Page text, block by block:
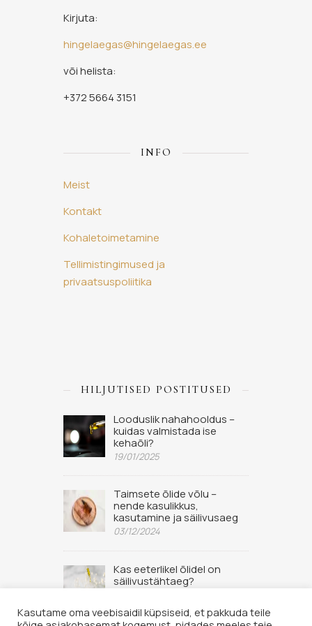
Kirjuta:
hingelaegas@hingelaegas.ee
või helista:
+372 5664 3151
INFO
Meist
Kontakt
Kohaletoimetamine
Tellimistingimused ja
privaatsuspoliitika
HILJUTISED POSTITUSED
Looduslik nahahooldus –
kuidas valmistada ise
kehaõli?
19/01/2025
Taimsete õlide võlu –
nende kasulikkus,
kasutamine ja säilivusaeg
03/12/2024
Kas eeterlikel õlidel on
säilivustähtaeg?
Kasutame oma veebisaidil küpsiseid, et pakkuda teile